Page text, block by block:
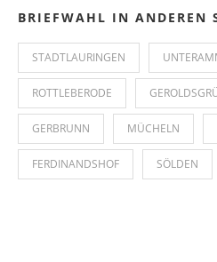
BRIEFWAHL IN ANDEREN
STADTLAURINGEN
ROTTLEBERODE
GERBRUNN MÜCHELN
FERDINANDSHOF SÖLDEN